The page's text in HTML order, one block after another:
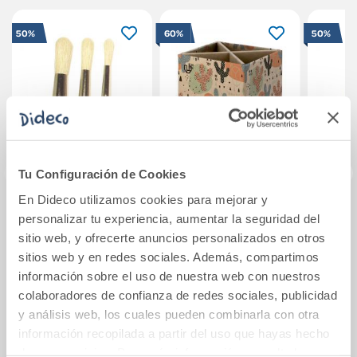
Tu Configuración de Cookies
En Dideco utilizamos cookies para mejorar y
personalizar tu experiencia, aumentar la seguridad del
sitio web, y ofrecerte anuncios personalizados en otros
sitios web y en redes sociales. Además, compartimos
información sobre el uso de nuestra web con nuestros
colaboradores de confianza de redes sociales, publicidad
y análisis web, los cuales pueden combinarla con otra
información recopilada a partir del uso que hayas hecho
50%
Pincel redondo
para óleo nº18.
Ver más
60%
Cubilete cactus
reciclado
Uninature Design
7x7x10cm
8,55€ 3,42€
Comprar
50%